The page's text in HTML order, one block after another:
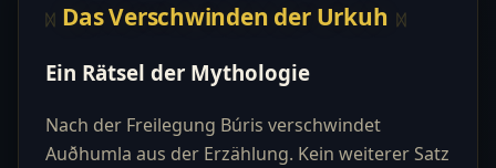
Das Verschwinden der Urkuh
Ein Rätsel der Mythologie
Nach der Freilegung Búris verschwindet
Auðhumla aus der Erzählung. Kein weiterer Satz